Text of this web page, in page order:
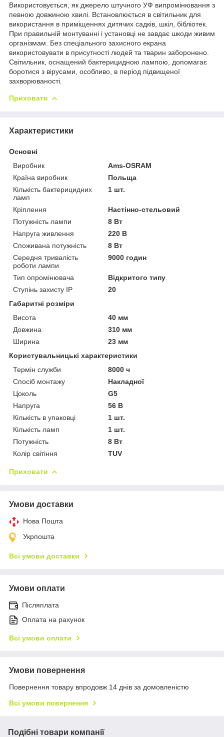
Використовується, як джерело штучного УФ випромінювання з
певною довжиною хвилі. Встановлюється в світильник для
використання в приміщеннях дитячих садків, шкіл, бібліотек.
При правильній монтуванні і установці не завдає шкоди живим
організмам. Без спеціального захисного екрана
використовувати в присутності людей та тварин заборонено.
Світильник, оснащений бактерицидною лампою, допомагає
боротися з вірусами, особливо, в період підвищеної
захворюваності.
Приховати
Характеристики
Основні
Виробник
Ams-OSRAM
Країна виробник
Польща
Кількість бактерицидних
ламп
1 шт.
Кріплення
Настінно-стельовий
Потужність лампи
8 Вт
Напруга живлення
220 В
Споживана потужність
8 Вт
Середня тривалість
роботи лампи
9000 годин
Тип опромінювача
Відкритого типу
Ступінь захисту IP
20
Габаритні розміри
Висота
40 мм
Довжина
310 мм
Ширина
23 мм
Користувальницькі характеристики
Термін служби
8000 ч
Спосіб монтажу
Накладної
Цоколь
G5
Напруга
56 В
Кількість в упаковці
1 шт.
Кількість ламп
1 шт.
Потужність
8 Вт
Колір світіння
TUV
Приховати
Умови доставки
Нова Пошта
Укрпошта
Всі умови доставки
Умови оплати
Післяплата
Оплата на рахунок
Всі умови оплати
Умови повернення
Повернення товару впродовж 14 днів за домовленістю
Всі умови повернення
Подібні товари компанії